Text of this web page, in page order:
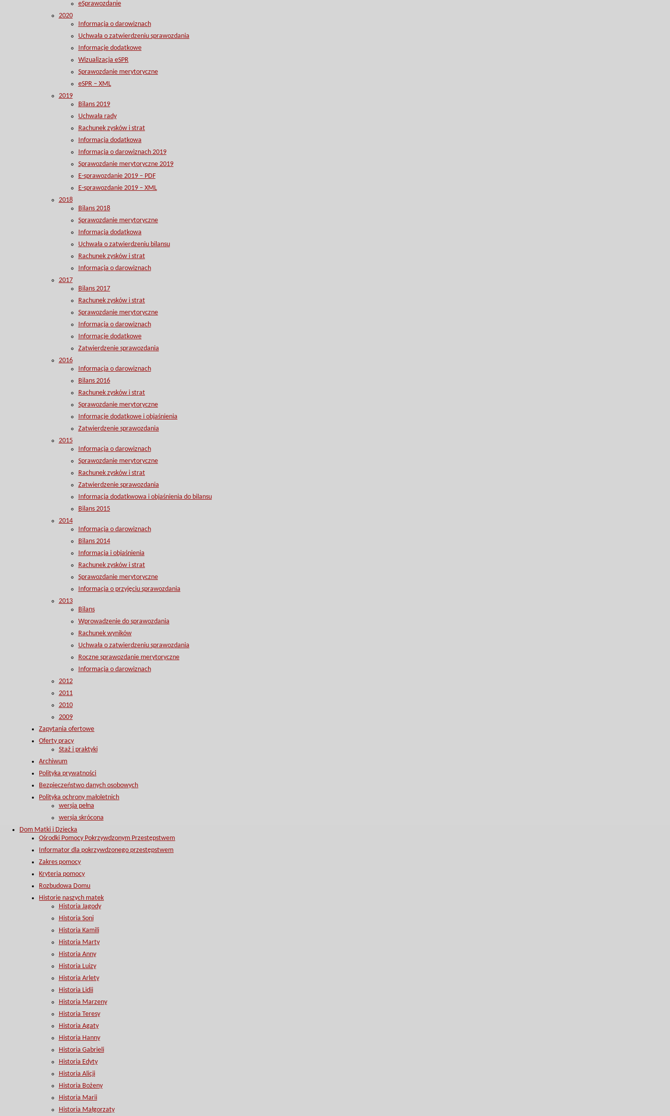
eSprawozdanie
2020
Informacja o darowiznach
Uchwała o zatwierdzeniu sprawozdania
Informacje dodatkowe
Wizualizacja eSPR
Sprawozdanie merytoryczne
eSPR – XML
2019
Bilans 2019
Uchwała rady
Rachunek zysków i strat
Informacja dodatkowa
Informacja o darowiznach 2019
Sprawozdanie merytoryczne 2019
E-sprawozdanie 2019 – PDF
E-sprawozdanie 2019 – XML
2018
Bilans 2018
Sprawozdanie merytoryczne
Informacja dodatkowa
Uchwała o zatwierdzeniu bilansu
Rachunek zysków i strat
Informacja o darowiznach
2017
Bilans 2017
Rachunek zysków i strat
Sprawozdanie merytoryczne
Informacja o darowiznach
Informacje dodatkowe
Zatwierdzenie sprawozdania
2016
Informacja o darowiznach
Bilans 2016
Rachunek zysków i strat
Sprawozdanie merytoryczne
Informacje dodatkowe i objaśnienia
Zatwierdzenie sprawozdania
2015
Informacja o darowiznach
Sprawozdanie merytoryczne
Rachunek zysków i strat
Zatwierdzenie sprawozdania
Informacja dodatkwowa i objaśnienia do bilansu
Bilans 2015
2014
Informacja o darowiznach
Bilans 2014
Informacja i objaśnienia
Rachunek zysków i strat
Sprawozdanie merytoryczne
Informacja o przyjęciu sprawozdania
2013
Bilans
Wprowadzenie do sprawozdania
Rachunek wyników
Uchwała o zatwierdzeniu sprawozdania
Roczne sprawozdanie merytoryczne
Informacja o darowiznach
2012
2011
2010
2009
Zapytania ofertowe
Oferty pracy
Staż i praktyki
Archiwum
Polityka prywatności
Bezpieczeństwo danych osobowych
Polityka ochrony małoletnich
wersja pełna
wersja skrócona
Dom Matki i Dziecka
Ośrodki Pomocy Pokrzywdzonym Przestępstwem
Informator dla pokrzywdzonego przestępstwem
Zakres pomocy
Kryteria pomocy
Rozbudowa Domu
Historie naszych matek
Historia Jagody
Historia Soni
Historia Kamili
Historia Marty
Historia Anny
Historia Luizy
Historia Arlety
Historia Lidii
Historia Marzeny
Historia Teresy
Historia Agaty
Historia Hanny
Historia Gabrieli
Historia Edyty
Historia Alicji
Historia Bożeny
Historia Marii
Historia Małgorzaty